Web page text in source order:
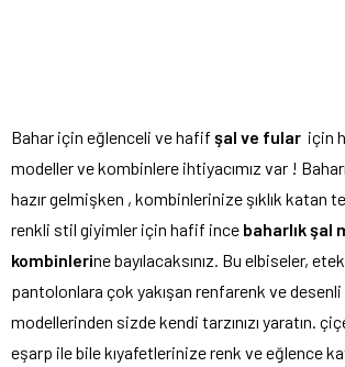
Bahar için eğlenceli ve hafif şal ve fular için
modeller ve kombinlere ihtiyacımız var !
hazır gelmişken , kombinlerinize şıklık katan
renkli stil giyimler için hafif ince baharlık şal
kombinlerine bayılacaksınız. Bu elbiseler,
pantolonlara çok yakışan renfarenk ve
modellerinden sizde kendi tarzınızı yaratın.
eşarp ile bile kıyafetlerinize renk ve eğlence